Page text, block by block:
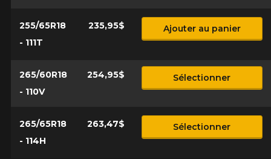
255/65R18
- 111T
235,95$ Ajouter au panier
265/60R18
- 110V
254,95$ Sélectionner
265/65R18
- 114H
263,47$ Sélectionner